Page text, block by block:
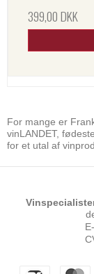
399,00 DKK
For mange er
vinLANDET,
for et utal af